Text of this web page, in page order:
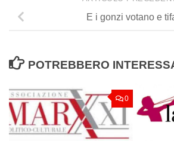
E i gonzi votano e
POTREBBERO
0